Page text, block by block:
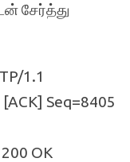
சேர்த்து
1.1
Seq=8405
OK